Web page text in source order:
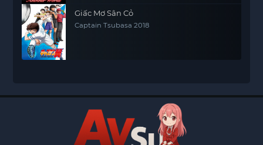
Giấc Mơ Sân Cỏ
Captain Tsubasa 2018